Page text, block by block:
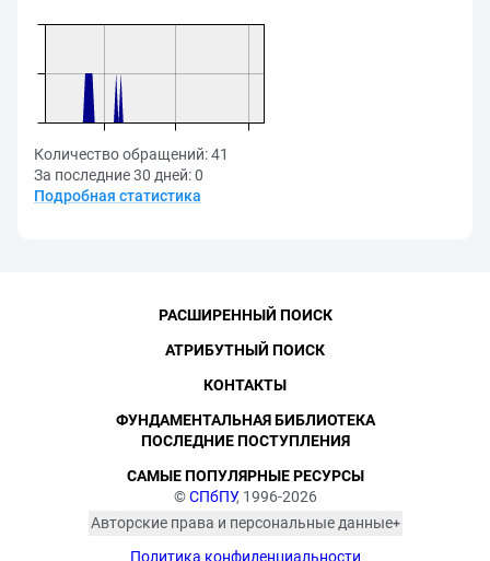
Количество обращений:41
За последние 30 дней:0
Подробная статистика
©СПбПУ, 1996-2026
Авторские права и персональные данные
Политика конфиденциальности
РАСШИРЕННЫЙ ПОИСК
АТРИБУТНЫЙ ПОИСК
КОНТАКТЫ
ФУНДАМЕНТАЛЬНАЯ БИБЛИОТЕКА
ПОСЛЕДНИЕ ПОСТУПЛЕНИЯ
САМЫЕ ПОПУЛЯРНЫЕ РЕСУРСЫ